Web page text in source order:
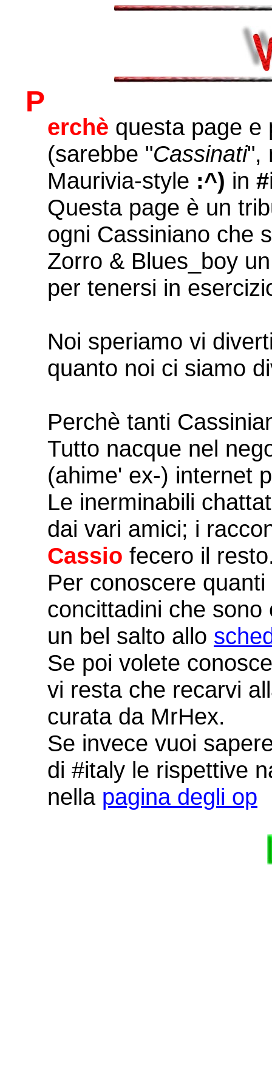
P
erchè questa page
(sarebbe "Cassinati",
Maurivia-style :^) in
Questa page è un
ogni Cassiniano che
Zorro & Blues_boy
per tenersi in
Noi speriamo vi
quanto noi ci siamo
Perchè tanti
Tutto nacque nel
(ahime' ex-) internet
Le inerminabili
dai vari amici; i
Cassio fecero il
Per conoscere
concittadini che
un bel salto allo
Se poi volete
vi resta che recarvi
curata da MrHex.
Se invece vuoi
di #italy le rispettive
nella pagina degli op